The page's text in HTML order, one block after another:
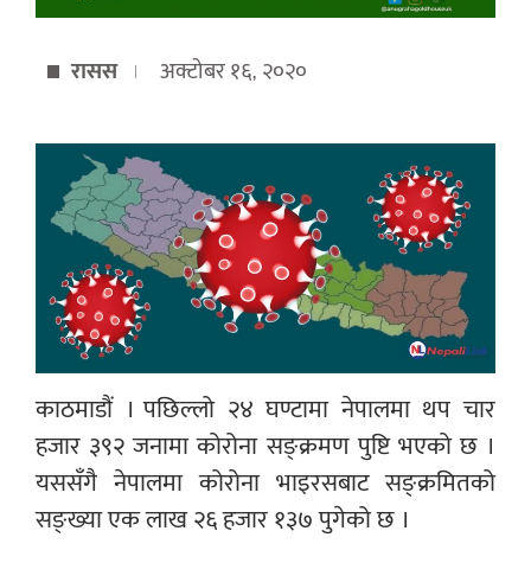
रासस अक्टोबर १६, २०२०
काठमाडौं । पछिल्लो २४ घण्टामा नेपालमा थप चार
हजार ३९२ जनामा कोरोना सङ्क्रमण पुष्टि भएको छ ।
यससँगै नेपालमा कोरोना भाइरसबाट सङ्क्रमितको
सङ्ख्या एक लाख २६ हजार १३७ पुगेको छ ।